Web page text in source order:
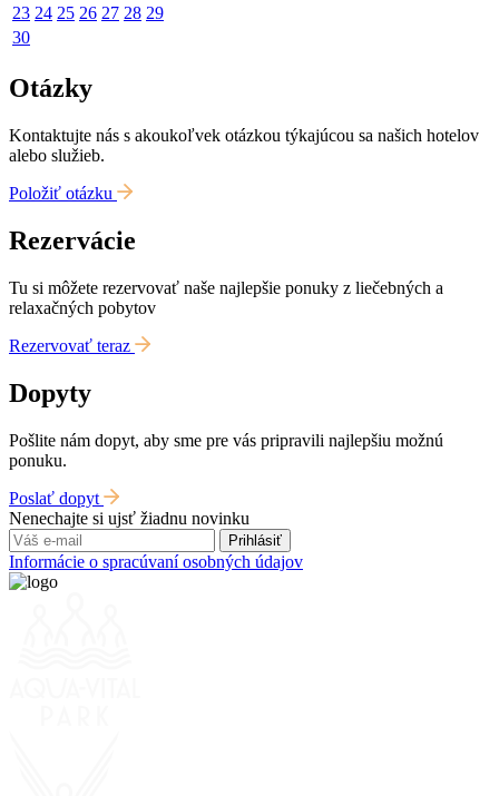
23 24 25 26 27 28 29
30
Otázky
Kontaktujte nás s akoukoľvek otázkou týkajúcou sa našich hotelov
alebo služieb.
Položiť otázku
Rezervácie
Tu si môžete rezervovať naše najlepšie ponuky z liečebných a
relaxačných pobytov
Rezervovať teraz
Dopyty
Pošlite nám dopyt, aby sme pre vás pripravili najlepšiu možnú
ponuku.
Poslať dopyt
Nenechajte si ujsť žiadnu novinku
Prihlásiť
Informácie o spracúvaní osobných údajov